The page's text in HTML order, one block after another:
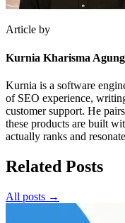
Article by
Kurnia Kharisma
Kurnia is a software
of SEO experience,
customer support. He
these products are built
actually ranks and
Related Posts
All posts →